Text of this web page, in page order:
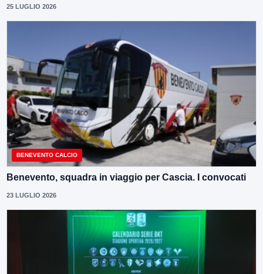
25 LUGLIO 2026
BENEVENTO CALCIO
Benevento, squadra in viaggio per Cascia. I convocati
23 LUGLIO 2026